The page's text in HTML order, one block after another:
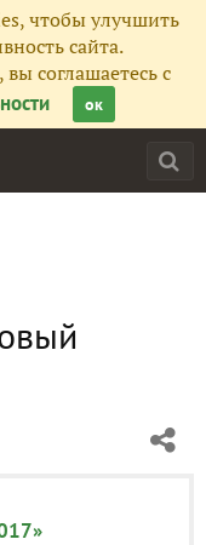
чтобы улучшить
сайта.
соглашаетесь с
ок